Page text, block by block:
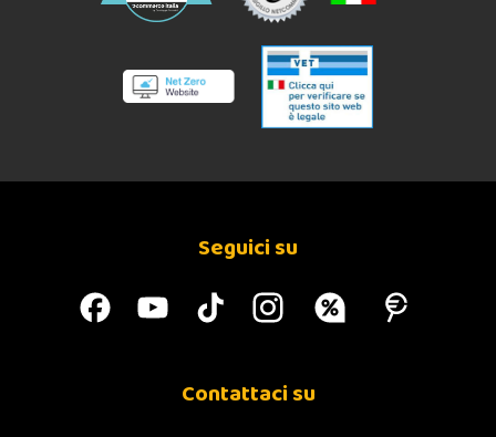
Seguici su
Contattaci su